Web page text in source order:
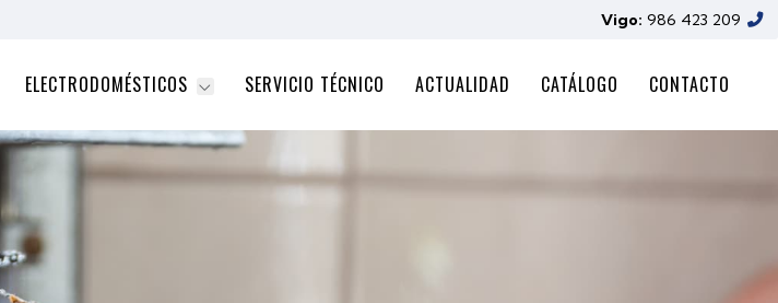
Vigo: 986 423 209
ELECTRODOMÉSTICOS SERVICIO TÉCNICO ACTUALIDAD CATÁLOGO CONTACTO